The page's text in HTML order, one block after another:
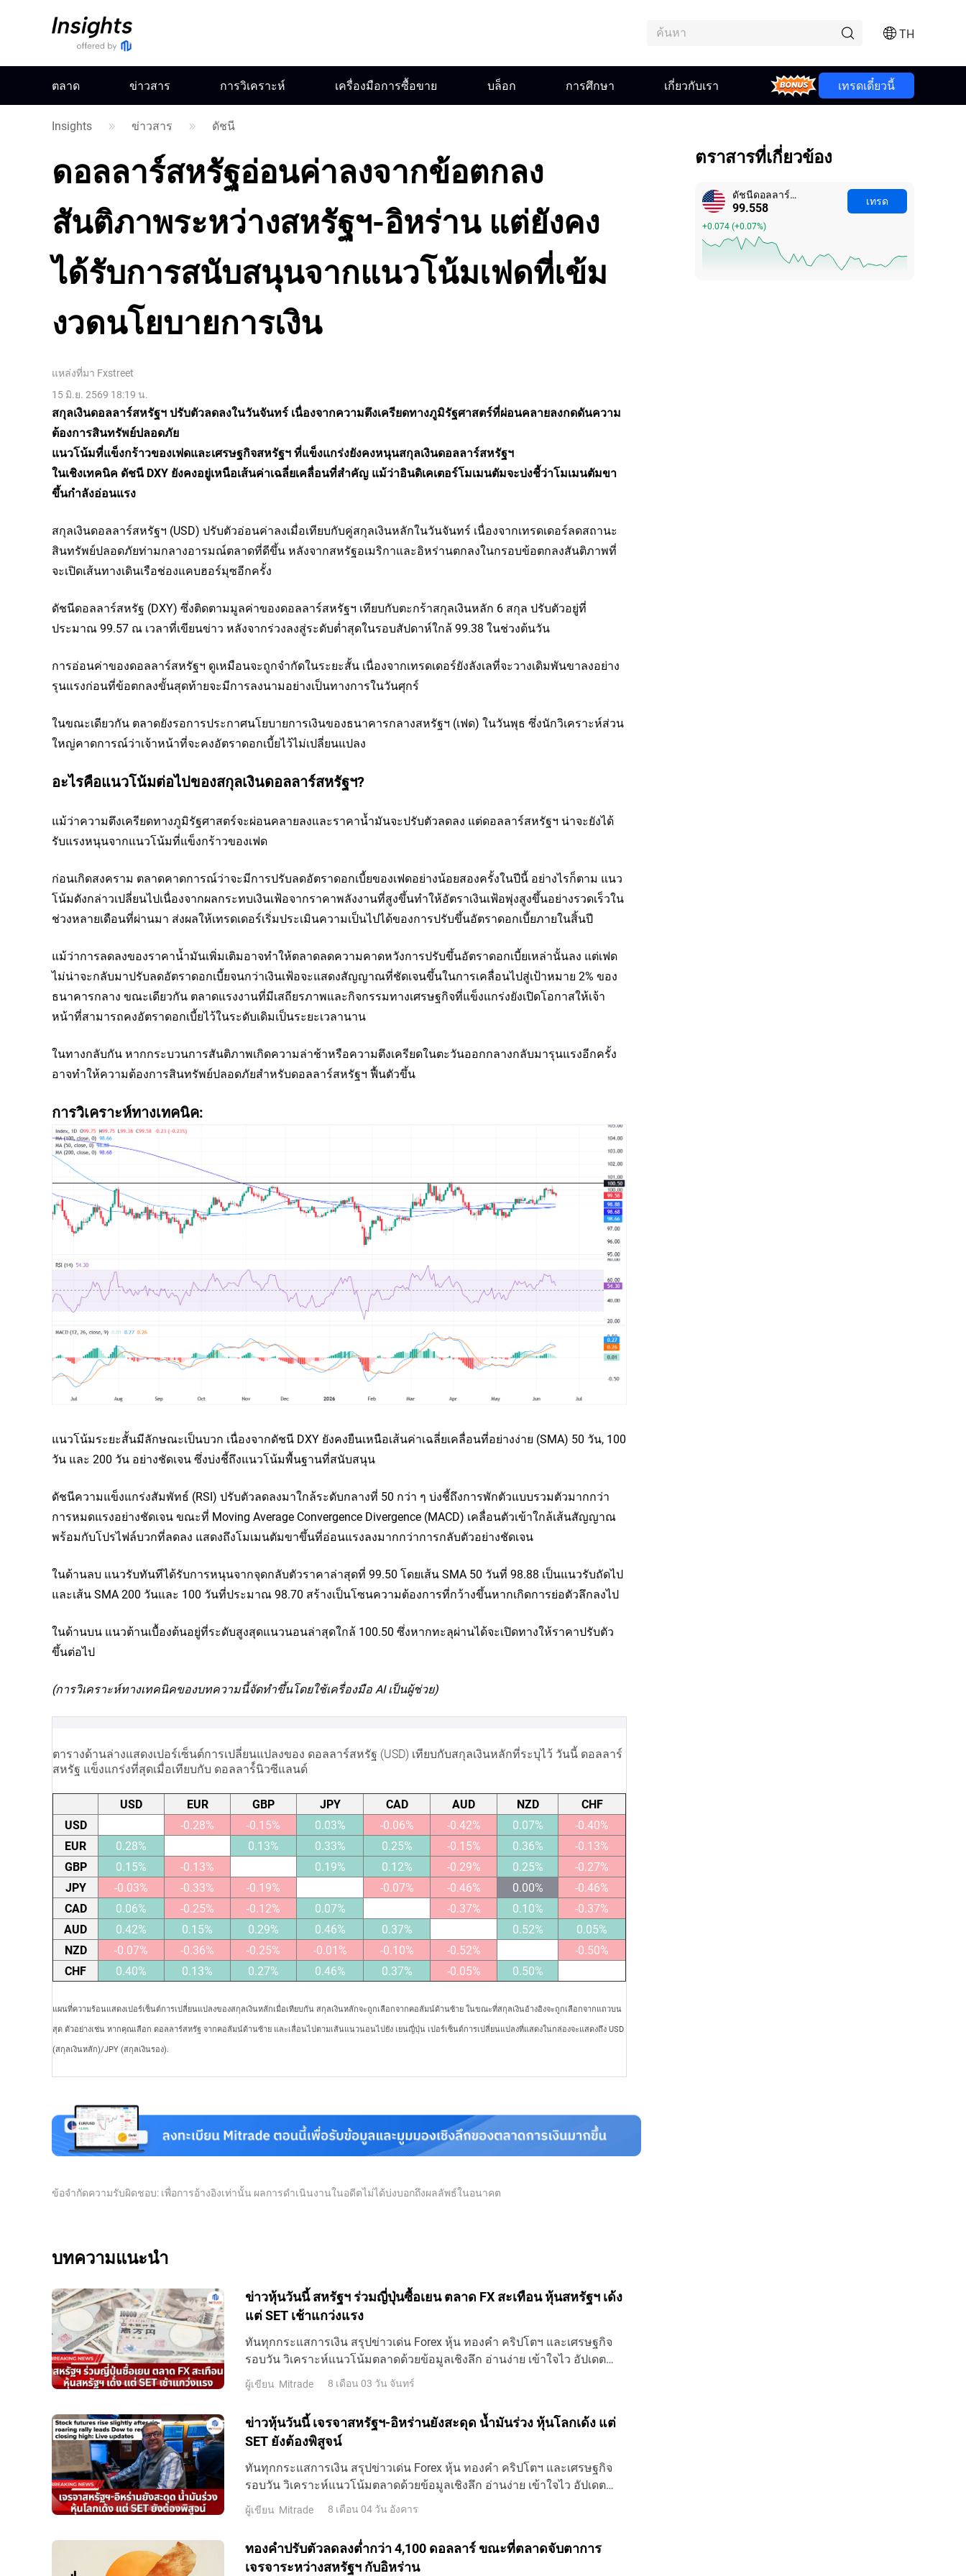
TH
ตลาด ข่าวสาร การวิเคราะห์ เครื่องมือการซื้อขาย บล็อก การศึกษา เกี่ยวกับเรา Bonus เทรดเดี๋ยวนี้
Insights ข่าวสาร ดัชนี
ดอลลาร์สหรัฐอ่อนค่าลงจากข้อตกลง
สันติภาพระหว่างสหรัฐฯ-อิหร่าน แต่ยังคง
ได้รับการสนับสนุนจากแนวโน้มเฟดที่เข้ม
งวดนโยบายการเงิน
แหล่งที่มา Fxstreet
15 มิ.ย. 2569 18:19 น.
สกุลเงินดอลลาร์สหรัฐฯ ปรับตัวลดลงในวันจันทร์ เนื่องจากความตึงเครียดทางภูมิรัฐศาสตร์ที่ผ่อนคลายลงกดดันความ
ต้องการสินทรัพย์ปลอดภัย
แนวโน้มที่แข็งกร้าวของเฟดและเศรษฐกิจสหรัฐฯ ที่แข็งแกร่งยังคงหนุนสกุลเงินดอลลาร์สหรัฐฯ
ในเชิงเทคนิค ดัชนี DXY ยังคงอยู่เหนือเส้นค่าเฉลี่ยเคลื่อนที่สำคัญ แม้ว่าอินดิเคเตอร์โมเมนตัมจะบ่งชี้ว่าโมเมนตัมขา
ขึ้นกำลังอ่อนแรง
สกุลเงินดอลลาร์สหรัฐฯ (USD) ปรับตัวอ่อนค่าลงเมื่อเทียบกับคู่สกุลเงินหลักในวันจันทร์ เนื่องจากเทรดเดอร์ลดสถานะ
สินทรัพย์ปลอดภัยท่ามกลางอารมณ์ตลาดที่ดีขึ้น หลังจากสหรัฐอเมริกาและอิหร่านตกลงในกรอบข้อตกลงสันติภาพที่
จะเปิดเส้นทางเดินเรือช่องแคบฮอร์มุซอีกครั้ง
ดัชนีดอลลาร์สหรัฐ (DXY) ซึ่งติดตามมูลค่าของดอลลาร์สหรัฐฯ เทียบกับตะกร้าสกุลเงินหลัก 6 สกุล ปรับตัวอยู่ที่
ประมาณ 99.57 ณ เวลาที่เขียนข่าว หลังจากร่วงลงสู่ระดับต่ำสุดในรอบสัปดาห์ใกล้ 99.38 ในช่วงต้นวัน
การอ่อนค่าของดอลลาร์สหรัฐฯ ดูเหมือนจะถูกจำกัดในระยะสั้น เนื่องจากเทรดเดอร์ยังลังเลที่จะวางเดิมพันขาลงอย่าง
รุนแรงก่อนที่ข้อตกลงขั้นสุดท้ายจะมีการลงนามอย่างเป็นทางการในวันศุกร์
ในขณะเดียวกัน ตลาดยังรอการประกาศนโยบายการเงินของธนาคารกลางสหรัฐฯ (เฟด) ในวันพุธ ซึ่งนักวิเคราะห์ส่วน
ใหญ่คาดการณ์ว่าเจ้าหน้าที่จะคงอัตราดอกเบี้ยไว้ไม่เปลี่ยนแปลง
อะไรคือแนวโน้มต่อไปของสกุลเงินดอลลาร์สหรัฐฯ?
แม้ว่าความตึงเครียดทางภูมิรัฐศาสตร์จะผ่อนคลายลงและราคาน้ำมันจะปรับตัวลดลง แต่ดอลลาร์สหรัฐฯ น่าจะยังได้
รับแรงหนุนจากแนวโน้มที่แข็งกร้าวของเฟด
ก่อนเกิดสงคราม ตลาดคาดการณ์ว่าจะมีการปรับลดอัตราดอกเบี้ยของเฟดอย่างน้อยสองครั้งในปีนี้ อย่างไรก็ตาม แนว
โน้มดังกล่าวเปลี่ยนไปเนื่องจากผลกระทบเงินเฟ้อจากราคาพลังงานที่สูงขึ้นทำให้อัตราเงินเฟ้อพุ่งสูงขึ้นอย่างรวดเร็วใน
ช่วงหลายเดือนที่ผ่านมา ส่งผลให้เทรดเดอร์เริ่มประเมินความเป็นไปได้ของการปรับขึ้นอัตราดอกเบี้ยภายในสิ้นปี
แม้ว่าการลดลงของราคาน้ำมันเพิ่มเติมอาจทำให้ตลาดลดความคาดหวังการปรับขึ้นอัตราดอกเบี้ยเหล่านั้นลง แต่เฟด
ไม่น่าจะกลับมาปรับลดอัตราดอกเบี้ยจนกว่าเงินเฟ้อจะแสดงสัญญาณที่ชัดเจนขึ้นในการเคลื่อนไปสู่เป้าหมาย 2% ของ
ธนาคารกลาง ขณะเดียวกัน ตลาดแรงงานที่มีเสถียรภาพและกิจกรรมทางเศรษฐกิจที่แข็งแกร่งยังเปิดโอกาสให้เจ้า
หน้าที่สามารถคงอัตราดอกเบี้ยไว้ในระดับเดิมเป็นระยะเวลานาน
ในทางกลับกัน หากกระบวนการสันติภาพเกิดความล่าช้าหรือความตึงเครียดในตะวันออกกลางกลับมารุนแรงอีกครั้ง
อาจทำให้ความต้องการสินทรัพย์ปลอดภัยสำหรับดอลลาร์สหรัฐฯ ฟื้นตัวขึ้น
การวิเคราะห์ทางเทคนิค:
แนวโน้มระยะสั้นมีลักษณะเป็นบวก เนื่องจากดัชนี DXY ยังคงยืนเหนือเส้นค่าเฉลี่ยเคลื่อนที่อย่างง่าย (SMA) 50 วัน, 100
วัน และ 200 วัน อย่างชัดเจน ซึ่งบ่งชี้ถึงแนวโน้มพื้นฐานที่สนับสนุน
ดัชนีความแข็งแกร่งสัมพัทธ์ (RSI) ปรับตัวลดลงมาใกล้ระดับกลางที่ 50 กว่า ๆ บ่งชี้ถึงการพักตัวแบบรวมตัวมากกว่า
การหมดแรงอย่างชัดเจน ขณะที่ Moving Average Convergence Divergence (MACD) เคลื่อนตัวเข้าใกล้เส้นสัญญาณ
พร้อมกับโปรไฟล์บวกที่ลดลง แสดงถึงโมเมนตัมขาขึ้นที่อ่อนแรงลงมากกว่าการกลับตัวอย่างชัดเจน
ในด้านลบ แนวรับทันทีได้รับการหนุนจากจุดกลับตัวราคาล่าสุดที่ 99.50 โดยเส้น SMA 50 วันที่ 98.88 เป็นแนวรับถัดไป
และเส้น SMA 200 วันและ 100 วันที่ประมาณ 98.70 สร้างเป็นโซนความต้องการที่กว้างขึ้นหากเกิดการย่อตัวลึกลงไป
ในด้านบน แนวต้านเบื้องต้นอยู่ที่ระดับสูงสุดแนวนอนล่าสุดใกล้ 100.50 ซึ่งหากทะลุผ่านได้จะเปิดทางให้ราคาปรับตัว
ขึ้นต่อไป
(การวิเคราะห์ทางเทคนิคของบทความนี้จัดทำขึ้นโดยใช้เครื่องมือ AI เป็นผู้ช่วย)
ตารางด้านล่างแสดงเปอร์เซ็นต์การเปลี่ยนแปลงของ ดอลลาร์สหรัฐ (USD) เทียบกับสกุลเงินหลักที่ระบุไว้ วันนี้ ดอลลาร์
สหรัฐ แข็งแกร่งที่สุดเมื่อเทียบกับ ดอลลาร์์นิวซีแลนด์
USD EUR GBP JPY CAD AUD NZD
CHF
USD
-0.28% -0.15% 0.03% -0.06% -0.42% 0.07%
-0.40%
EUR
0.28% 0.13% 0.33% 0.25% -0.15% 0.36%
-0.13%
GBP
0.15% -0.13% 0.19% 0.12% -0.29% 0.25%
-0.27%
JPY
-0.03% -0.33% -0.19% -0.07% -0.46% 0.00%
-0.46%
CAD
0.06% -0.25% -0.12% 0.07% -0.37% 0.10%
-0.37%
AUD
0.42% 0.15% 0.29% 0.46% 0.37% 0.52%
0.05%
NZD
-0.07% -0.36% -0.25% -0.01% -0.10% -0.52%
-0.50%
CHF
0.40% 0.13% 0.27% 0.46% 0.37% -0.05% 0.50%
แผนที่ความร้อนแสดงเปอร์เซ็นต์การเปลี่ยนแปลงของสกุลเงินหลักเมื่อเทียบกัน สกุลเงินหลักจะถูกเลือกจากคอลัมน์ด้านซ้าย ในขณะที่สกุลเงินอ้างอิงจะถูกเลือกจากแถวบน
สุด ตัวอย่างเช่น หากคุณเลือก ดอลลาร์สหรัฐ จากคอลัมน์ด้านซ้าย และเลื่อนไปตามเส้นแนวนอนไปยัง เยนญี่ปุ่น เปอร์เซ็นต์การเปลี่ยนแปลงที่แสดงในกล่องจะแสดงถึง USD
(สกุลเงินหลัก)/JPY (สกุลเงินรอง).
ข้อจำกัดความรับผิดชอบ: เพื่อการอ้างอิงเท่านั้น ผลการดำเนินงานในอดีตไม่ได้บ่งบอกถึงผลลัพธ์ในอนาคต
บทความแนะนำ
ข่าวหุ้นวันนี้ สหรัฐฯ ร่วมญี่ปุ่นซื้อเยน ตลาด FX สะเทือน หุ้นสหรัฐฯ เด้ง
แต่ SET เช้าแกว่งแรง
ทันทุกกระแสการเงิน สรุปข่าวเด่น Forex หุ้น ทองคำ คริปโตฯ และเศรษฐกิจ
รอบวัน วิเคราะห์แนวโน้มตลาดด้วยข้อมูลเชิงลึก อ่านง่าย เข้าใจไว อัปเดต
ล่าสุดที่นี่
ผู้เขียน Mitrade 8 เดือน 03 วัน จันทร์
ข่าวหุ้นวันนี้ เจรจาสหรัฐฯ-อิหร่านยังสะดุด น้ำมันร่วง หุ้นโลกเด้ง แต่
SET ยังต้องพิสูจน์
ทันทุกกระแสการเงิน สรุปข่าวเด่น Forex หุ้น ทองคำ คริปโตฯ และเศรษฐกิจ
รอบวัน วิเคราะห์แนวโน้มตลาดด้วยข้อมูลเชิงลึก อ่านง่าย เข้าใจไว อัปเดต
ล่าสุดที่นี่
ผู้เขียน Mitrade 8 เดือน 04 วัน อังคาร
ทองคำปรับตัวลดลงต่ำกว่า 4,100 ดอลลาร์ ขณะที่ตลาดจับตาการ
เจรจาระหว่างสหรัฐฯ กับอิหร่าน
ตราสารที่เกี่ยวข้อง
ดัชนีดอลลาร์สหรัฐ
99.558
+0.074(+0.07%)
เทรด